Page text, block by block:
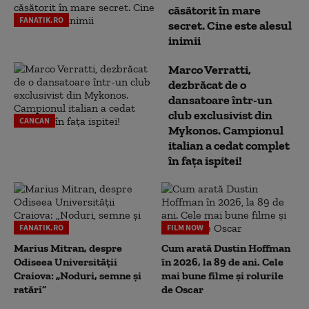
FANATIK.RO
căsătorit în mare
secret. Cine este alesul
inimii
CANCAN
Marco Verratti,
dezbrăcat de o
dansatoare într-un
club exclusivist din
Mykonos. Campionul
italian a cedat complet
în fața ispitei!
FANATIK.RO
Marius Mitran, despre
Odiseea Universității
Craiova: „Noduri, semne și
ratări”
FILM NOW
Cum arată Dustin Hoffman
în 2026, la 89 de ani. Cele
mai bune filme și rolurile
de Oscar